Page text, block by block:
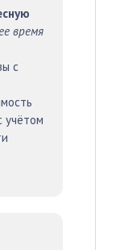
время
с
учётом